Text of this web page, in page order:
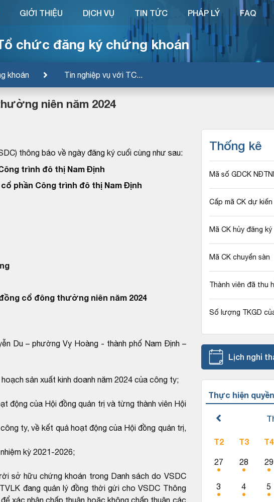
chức đăng ký chứng khoán
khoán Tin nghiệp vụ với TC...
GIỚI THIỆU DỊCH VỤ TIN TỨC PHÁP LÝ FAQ
niên năm 2024
thông báo về ngày đăng ký cuối cùng như sau:
trình đô thị Nam Định
phần Công trình đô thị Nam Định
cổ đông thường niên năm 2024
Du – phường Vỵ Hoàng - thành phố Nam Định –
sản xuất kinh doanh năm 2024 của công ty;
động của Hội đồng quản trị và từng thành viên Hội
ty, về kết quả hoạt động của Hội đồng quản trị,
kỳ 2021-2026;
sở hữu chứng khoán trong Danh sách do VSDC
đang quản lý đồng thời gửi cho VSDC Thông
xác nhận chấp thuận hoặc không chấp thuận các
Thống kê
Mã số GDCK
Cấp mã CK dự kiến
Mã CK hủy đăng ký
Mã CK chuyển sàn
Thành viên đã thu
Số lượng TKGD
Lịch nghỉ
Thực hiện quyền
T2 T3 T4
27 28 29
3 4 5